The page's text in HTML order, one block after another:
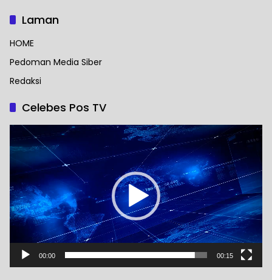
Laman
HOME
Pedoman Media Siber
Redaksi
Celebes Pos TV
Pemutar
Video
00:00 00:15